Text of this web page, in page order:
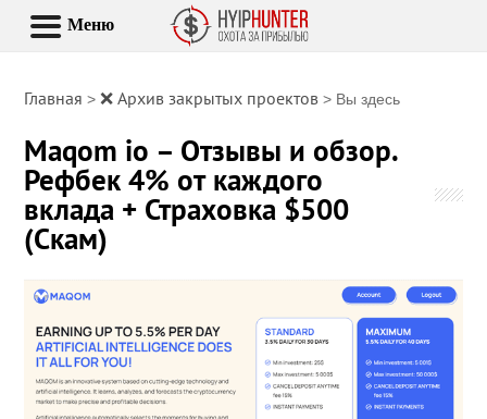
Главная >❌ Архив закрытых проектов > Вы здесь
Maqom io – Отзывы и обзор.
Рефбек 4% от каждого
вклада + Страховка $500
(Скам)
Меню